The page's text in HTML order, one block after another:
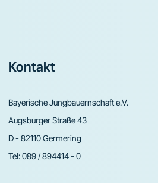
Footer
Kontakt
Bayerische Jungbauernschaft e.V.
Augsburger Straße 43
D - 82110 Germering
Tel:089 / 894414 - 0